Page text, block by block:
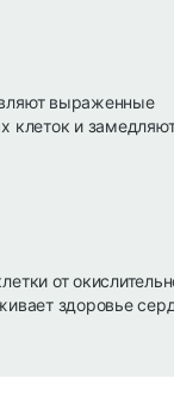
выраженные
клеток и
от
здоровье